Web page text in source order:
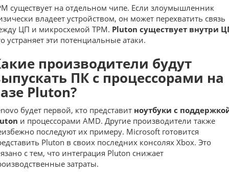
существует на отдельном чипе. Если злоумышленник
владеет устройством, он может перехватить связь
ЦП и микросхемой TPM. Pluton существует внутри
устраняет эти потенциальные атаки.
производители будут
ПК с процессорами на
Pluton?
будет первой, кто представит ноутбуки с
и процессорами AMD. Другие производители также
последуют их примеру. Microsoft готовится
Pluton в своих последних консолях Xbox. Это
с тем, что интеграция Pluton снижает
затраты.